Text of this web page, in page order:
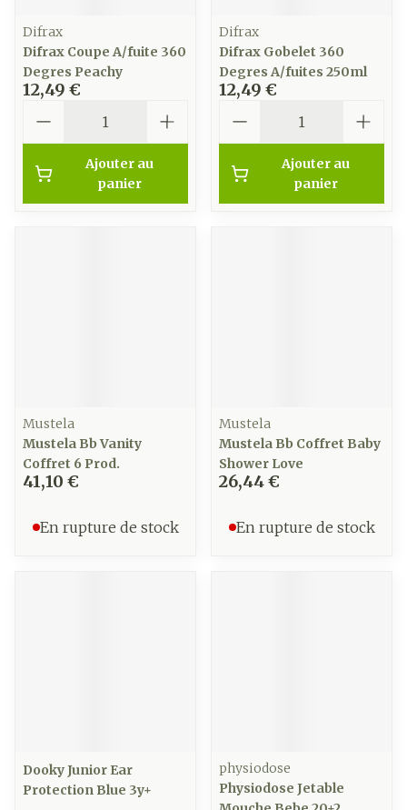
Difrax
Difrax Coupe A/fuite 360
Degres Peachy
12,49 €
Ajouter au
panier
Difrax
Difrax Gobelet 360
Degres A/fuites 250ml
12,49 €
Ajouter au
panier
Mustela
Mustela Bb Vanity
Coffret 6 Prod.
41,10 €
En rupture de stock
Mustela
Mustela Bb Coffret Baby
Shower Love
26,44 €
En rupture de stock
Dooky Junior Ear
Protection Blue 3y+
physiodose
Physiodose Jetable